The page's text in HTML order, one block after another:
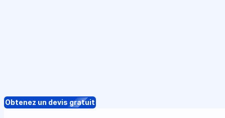
Obtenez un devis gratuit